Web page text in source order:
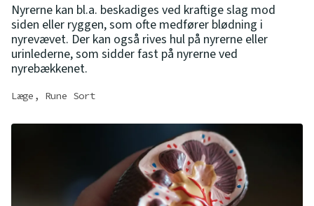
Nyrerne kan bl.a. beskadiges ved kraftige slag mod
siden eller ryggen, som ofte medfører blødning i
nyrevævet. Der kan også rives hul på nyrerne eller
urinlederne, som sidder fast på nyrerne ved
nyrebækkenet.
Læge, Rune Sort